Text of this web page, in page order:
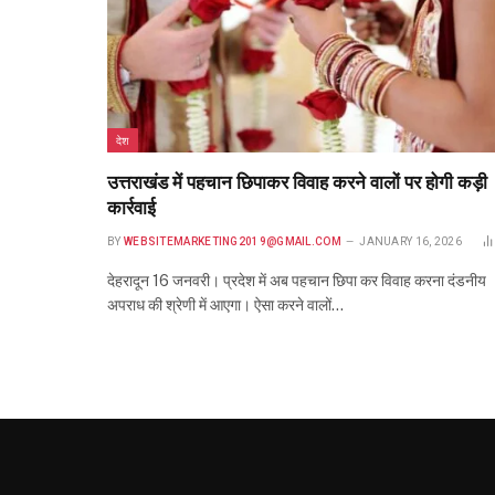
देश
उत्तराखंड में पहचान छिपाकर विवाह करने वालों पर होगी कड़ी
कार्रवाई
BY WEBSITEMARKETING2019@GMAIL.COM JANUARY 16, 2026
देहरादून 16 जनवरी। प्रदेश में अब पहचान छिपा कर विवाह करना दंडनीय
अपराध की श्रेणी में आएगा। ऐसा करने वालों…